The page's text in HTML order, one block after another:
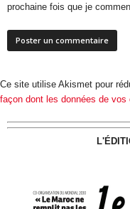
prochaine fois que je
Ce site utilise Akismet pour
façon dont les données de